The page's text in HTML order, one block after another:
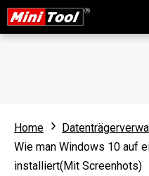
Home
Wie man Windows 10 auf
installiert(Mit Screenhots)